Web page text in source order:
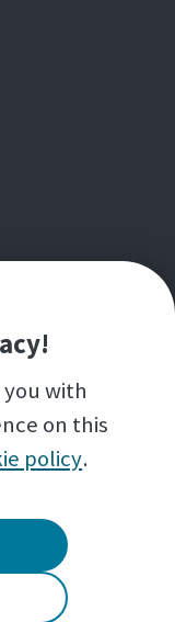
you with
on this
policy.